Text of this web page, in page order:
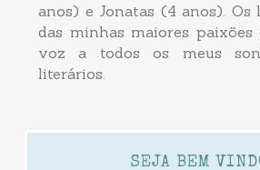
anos) e Jonatas (4 anos). Os
das minhas maiores paixões
voz a todos os meus
literários.
SEJA BEM